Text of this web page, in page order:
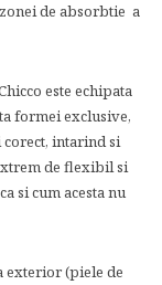
de absorbtie a
este echipata
formei exclusive,
corect, intarind si
de flexibil si
si cum acesta nu
exterior (piele de